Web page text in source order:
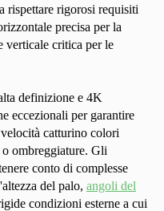
rispettare rigorosi requisiti
precisa per la
verticale critica per le
definizione e 4K
eccezionali per garantire
catturino colori
ombreggiature. Gli
conto di complesse
del palo, angoli del
condizioni esterne a cui